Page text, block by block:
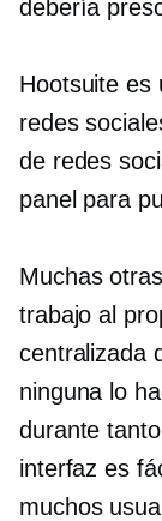
debería
Hootsuite es
redes
de redes
panel para
Muchas
trabajo al
centralizada
ninguna lo
durante
interfaz es
muchos